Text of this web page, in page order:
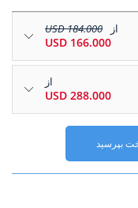
از 184.000 USD
166.000 USD
از
288.000 USD
بپرسید